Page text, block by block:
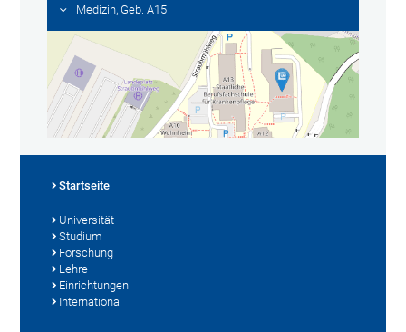
Medizin, Geb. A15
Startseite
Universität
Studium
Forschung
Lehre
Einrichtungen
International